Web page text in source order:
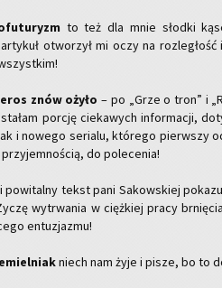
to też dla mnie słod­ki
otwo­rzył mi oczy na
znów ożyło – po „Grze o tron” i
por­cję cie­ka­wych in­for­ma­cji,
i no­we­go se­ria­lu, któ­re­go pierw­szy
do po­le­ce­nia!
po­wi­tal­ny tekst pani Sa­kow­skiej
wy­trwa­nia w cięż­kiej pracy
en­tu­zja­zmu!
niech nam żyje i pisze, bo to